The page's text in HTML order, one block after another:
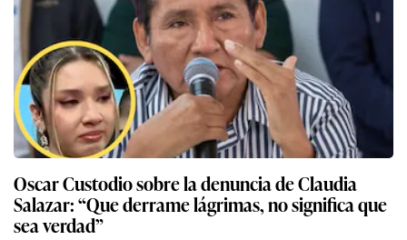
Oscar Custodio sobre la denuncia de Claudia
Salazar: “Que derrame lágrimas, no significa que
sea verdad”